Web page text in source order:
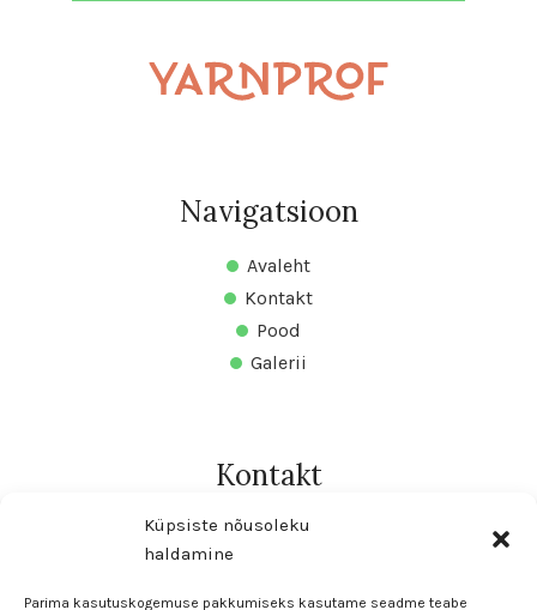
Küpsiste nõusoleku
haldamine
Parima kasutuskogemuse pakkumiseks kasutame seadme teabe
Navigatsioon
Avaleht
Kontakt
Pood
Galerii
Kontakt
Circulo Baltic OÜ
Registrikood: 16873500
info@circulo.ee